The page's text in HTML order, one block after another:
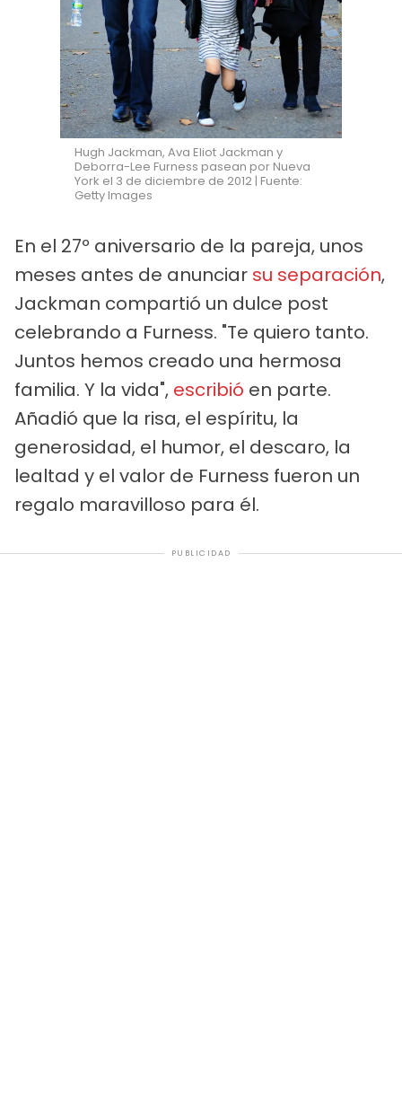
Hugh Jackman, Ava Eliot Jackman y
Deborra-Lee Furness pasean por Nueva
York el 3 de diciembre de 2012 | Fuente:
Getty Images
En el 27º aniversario de la pareja, unos
meses antes de anunciar su separación,
Jackman compartió un dulce post
celebrando a Furness. "Te quiero tanto.
Juntos hemos creado una hermosa
familia. Y la vida", escribió en parte.
Añadió que la risa, el espíritu, la
generosidad, el humor, el descaro, la
lealtad y el valor de Furness fueron un
regalo maravilloso para él.
PUBLICIDAD